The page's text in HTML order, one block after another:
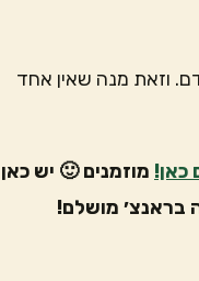
וזאת מנה שאין אחד
כאן! מוזמנים 🙂 יש כאן
בראנצ׳ מושלם!